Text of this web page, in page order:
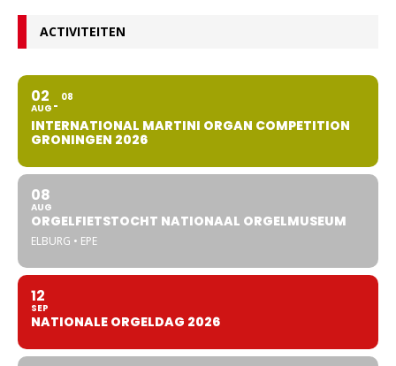
ACTIVITEITEN
02
AUG
08
INTERNATIONAL MARTINI ORGAN COMPETITION
GRONINGEN 2026
08
AUG
ORGELFIETSTOCHT NATIONAAL ORGELMUSEUM
ELBURG • EPE
12
SEP
NATIONALE ORGELDAG 2026